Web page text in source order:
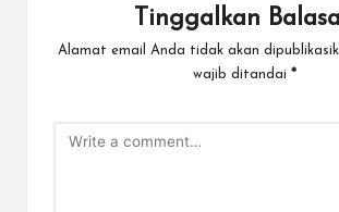
Tinggalkan
Alamat email Anda tidak akan
wajib ditandai *